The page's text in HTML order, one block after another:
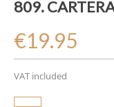
809.
€19.95
VAT included